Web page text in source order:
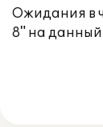
Ожидания в
8" на данный